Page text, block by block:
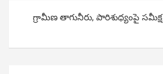
గ్రామీణ తాగునీరు, పారిశుధ్యంపై